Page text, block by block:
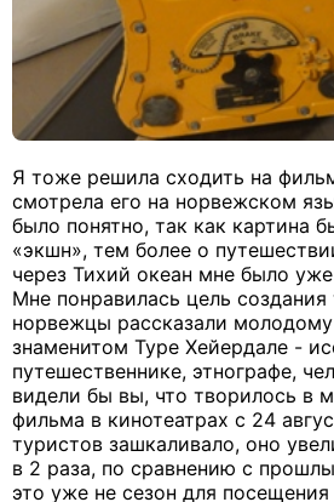
Я тоже решила сходить на
смотрела его на норвежском
было понятно, так как картина
«экшн», тем более о
через Тихий океан мне было
Мне понравилась цель
норвежцы рассказали
знаменитом Туре Хейердале -
путешественнике, этнографе,
видели бы вы, что творилось в
фильма в кинотеатрах с 24
туристов зашкаливало, оно
в 2 раза, по сравнению с
это уже не сезон для